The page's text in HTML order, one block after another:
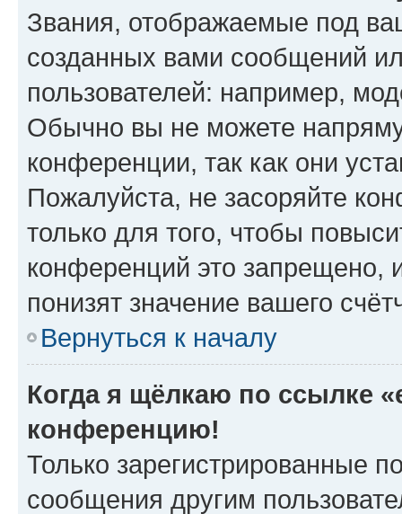
Звания, отображаемые под
созданных вами сообщений
пользователей: например,
Обычно вы не можете
конференции, так как они
Пожалуйста, не засоряйте
только для того, чтобы
конференций это запрещено,
понизят значение вашего
Вернуться к началу
Когда я щёлкаю по ссылке
конференцию!
Только зарегистрированные
сообщения другим